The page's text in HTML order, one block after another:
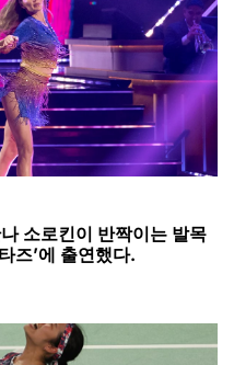
소로킨이 반짝이는 발목
즈’에 출연했다.